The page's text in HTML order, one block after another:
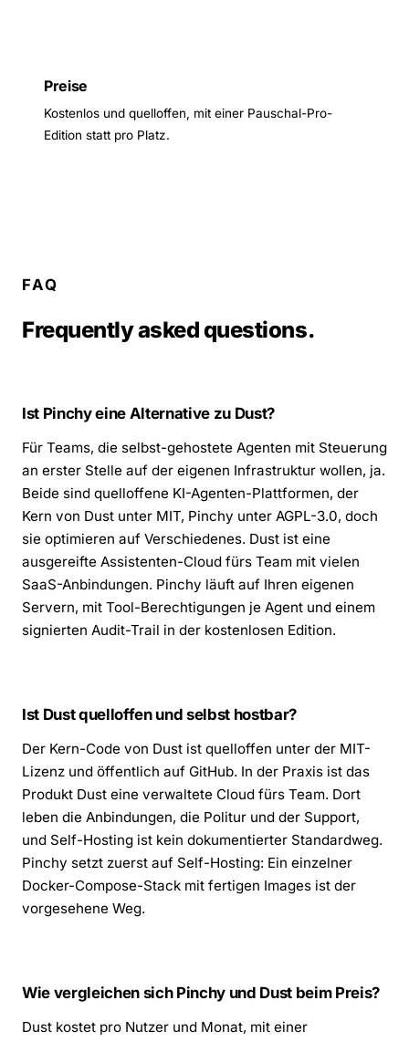
Preise
Kostenlos und quelloffen, mit einer Pauschal-Pro-
Edition statt pro Platz.
FAQ
Frequently asked questions.
Ist Pinchy eine Alternative zu Dust?
Für Teams, die selbst-gehostete Agenten mit Steuerung
an erster Stelle auf der eigenen Infrastruktur wollen, ja.
Beide sind quelloffene KI-Agenten-Plattformen, der
Kern von Dust unter MIT, Pinchy unter AGPL-3.0, doch
sie optimieren auf Verschiedenes. Dust ist eine
ausgereifte Assistenten-Cloud fürs Team mit vielen
SaaS-Anbindungen. Pinchy läuft auf Ihren eigenen
Servern, mit Tool-Berechtigungen je Agent und einem
signierten Audit-Trail in der kostenlosen Edition.
Ist Dust quelloffen und selbst hostbar?
Der Kern-Code von Dust ist quelloffen unter der MIT-
Lizenz und öffentlich auf GitHub. In der Praxis ist das
Produkt Dust eine verwaltete Cloud fürs Team. Dort
leben die Anbindungen, die Politur und der Support,
und Self-Hosting ist kein dokumentierter Standardweg.
Pinchy setzt zuerst auf Self-Hosting: Ein einzelner
Docker-Compose-Stack mit fertigen Images ist der
vorgesehene Weg.
Wie vergleichen sich Pinchy und Dust beim Preis?
Dust kostet pro Nutzer und Monat, mit einer